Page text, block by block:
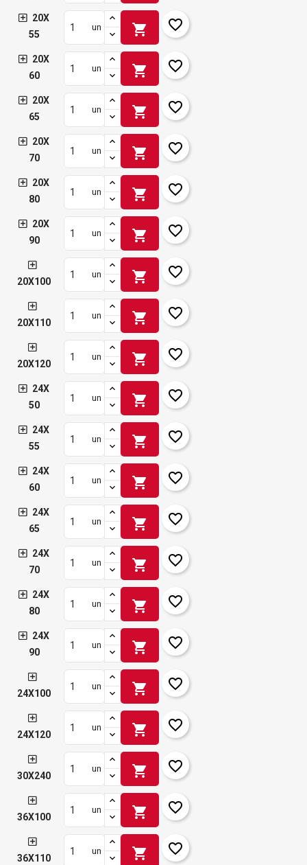
20X
55
un shopping_cart favorite_border
20X
60
un shopping_cart favorite_border
20X
65
un shopping_cart favorite_border
20X
70
un shopping_cart favorite_border
20X
80
un shopping_cart favorite_border
20X
90
un shopping_cart favorite_border
20X100
un shopping_cart favorite_border
20X110
un shopping_cart favorite_border
20X120
un shopping_cart favorite_border
24X
50
un shopping_cart favorite_border
24X
55
un shopping_cart favorite_border
24X
60
un shopping_cart favorite_border
24X
65
un shopping_cart favorite_border
24X
70
un shopping_cart favorite_border
24X
80
un shopping_cart favorite_border
24X
90
un shopping_cart favorite_border
24X100
un shopping_cart favorite_border
24X120
un shopping_cart favorite_border
30X240
un shopping_cart favorite_border
36X100
un shopping_cart favorite_border
36X110
un shopping_cart favorite_border